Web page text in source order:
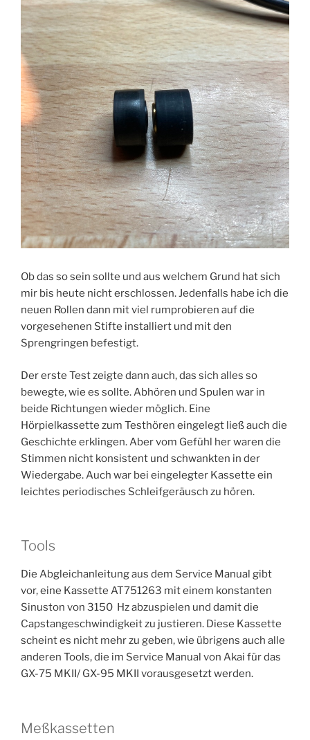
Ob das so sein sollte und aus welchem Grund hat sich
mir bis heute nicht erschlossen. Jedenfalls habe ich die
neuen Rollen dann mit viel rumprobieren auf die
vorgesehenen Stifte installiert und mit den
Sprengringen befestigt.
Der erste Test zeigte dann auch, das sich alles so
bewegte, wie es sollte. Abhören und Spulen war in
beide Richtungen wieder möglich. Eine
Hörpielkassette zum Testhören eingelegt ließ auch die
Geschichte erklingen. Aber vom Gefühl her waren die
Stimmen nicht konsistent und schwankten in der
Wiedergabe. Auch war bei eingelegter Kassette ein
leichtes periodisches Schleifgeräusch zu hören.
Tools
Die Abgleichanleitung aus dem Service Manual gibt
vor, eine Kassette AT751263 mit einem konstanten
Sinuston von 3150 Hz abzuspielen und damit die
Capstangeschwindigkeit zu justieren. Diese Kassette
scheint es nicht mehr zu geben, wie übrigens auch alle
anderen Tools, die im Service Manual von Akai für das
GX-75 MKII/ GX-95 MKII vorausgesetzt werden.
Meßkassetten